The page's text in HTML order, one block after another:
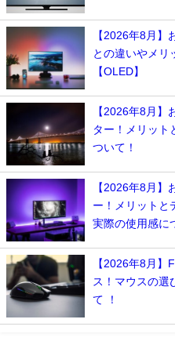
【2026年8月】
との違いやメリ
【OLED】
【2026年8月】
ター！メリット
ついて！
【2026年8月】
ー！メリットと
実際の使用感に
【2026年8月】
ス！マウスの選
て ！